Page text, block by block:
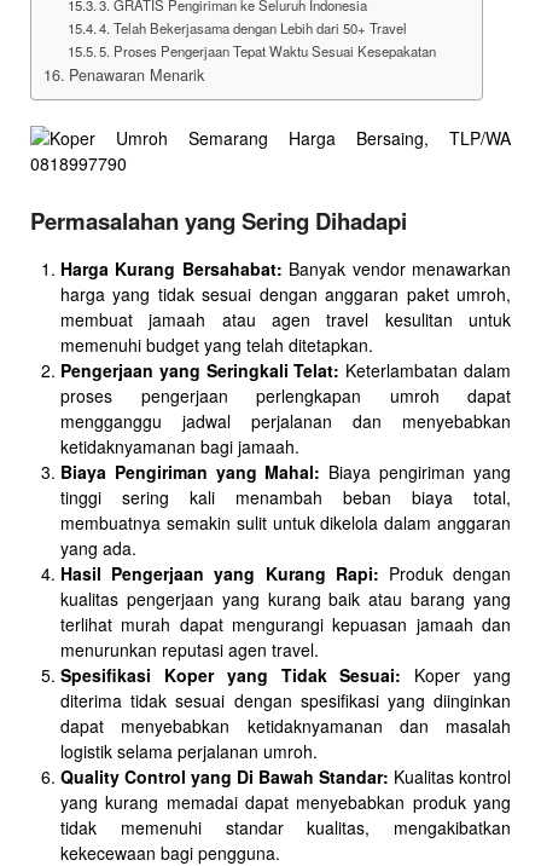
3. GRATIS Pengiriman ke Seluruh Indonesia
4. Telah Bekerjasama dengan Lebih dari 50+ Travel
5. Proses Pengerjaan Tepat Waktu Sesuai Kesepakatan
Penawaran Menarik
Permasalahan yang Sering Dihadapi
Harga Kurang Bersahabat: Banyak vendor menawarkan
harga yang tidak sesuai dengan anggaran paket umroh,
membuat jamaah atau agen travel kesulitan untuk
memenuhi budget yang telah ditetapkan.
Pengerjaan yang Seringkali Telat: Keterlambatan dalam
proses pengerjaan perlengkapan umroh dapat
mengganggu jadwal perjalanan dan menyebabkan
ketidaknyamanan bagi jamaah.
Biaya Pengiriman yang Mahal: Biaya pengiriman yang
tinggi sering kali menambah beban biaya total,
membuatnya semakin sulit untuk dikelola dalam anggaran
yang ada.
Hasil Pengerjaan yang Kurang Rapi: Produk dengan
kualitas pengerjaan yang kurang baik atau barang yang
terlihat murah dapat mengurangi kepuasan jamaah dan
menurunkan reputasi agen travel.
Spesifikasi Koper yang Tidak Sesuai: Koper yang
diterima tidak sesuai dengan spesifikasi yang diinginkan
dapat menyebabkan ketidaknyamanan dan masalah
logistik selama perjalanan umroh.
Quality Control yang Di Bawah Standar: Kualitas kontrol
yang kurang memadai dapat menyebabkan produk yang
tidak memenuhi standar kualitas, mengakibatkan
kekecewaan bagi pengguna.